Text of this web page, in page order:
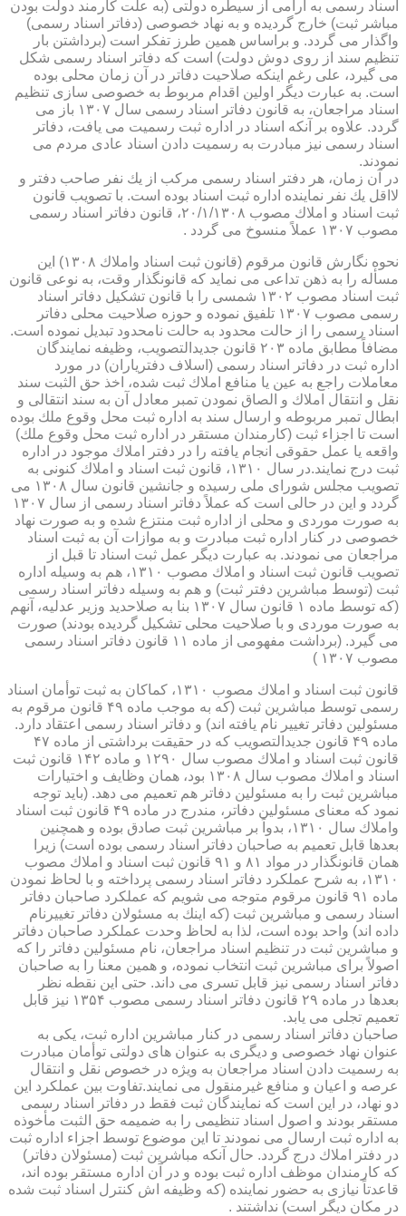
اسناد رسمی به آرامی از سیطره دولتی (به علت كارمند دولت بودن
مباشر ثبت) خارج گردیده و به نهاد خصوصی (دفاتر اسناد رسمی)
واگذار می گردد. و براساس همین طرز تفكر است (برداشتن بار
تنظیم سند از روی دوش دولت) است كه دفاتر اسناد رسمی شكل
می گیرد، علی رغم اینكه صلاحیت دفاتر در آن زمان محلی بوده
است. به عبارت دیگر اولین اقدام مربوط به خصوصی سازی تنظیم
اسناد مراجعان، به قانون دفاتر اسناد رسمی سال ۱۳۰۷ باز می
گردد. علاوه بر آنكه اسناد در اداره ثبت رسمیت می یافت، دفاتر
اسناد رسمی نیز مبادرت به رسمیت دادن اسناد عادی مردم می
نمودند.
در آن زمان، هر دفتر اسناد رسمی مركب از یك نفر صاحب دفتر و
لااقل یك نفر نماینده اداره ثبت اسناد بوده است. با تصویب قانون
ثبت اسناد و املاك مصوب ۲۰/۱/۱۳۰۸، قانون دفاتر اسناد رسمی
مصوب ۱۳۰۷ عملاً منسوخ می گردد .
نحوه نگارش قانون مرقوم (قانون ثبت اسناد واملاك ۱۳۰۸) این
مسأله را به ذهن تداعی می نماید كه قانونگذار وقت، به نوعی قانون
ثبت اسناد مصوب ۱۳۰۲ شمسی را با قانون تشكیل دفاتر اسناد
رسمی مصوب ۱۳۰۷ تلفیق نموده و حوزه صلاحیت محلی دفاتر
اسناد رسمی را از حالت محدود به حالت نامحدود تبدیل نموده است.
مضافاً مطابق ماده ۲۰۳ قانون جدیدالتصویب، وظیفه نمایندگان
اداره ثبت در دفاتر اسناد رسمی (اسلاف دفتریاران) در مورد
معاملات راجع به عین یا منافع املاك ثبت شده، اخذ حق الثبت سند
نقل و انتقال املاك و الصاق نمودن تمبر معادل آن به سند انتقالی و
ابطال تمبر مربوطه و ارسال سند به اداره ثبت محل وقوع ملك بوده
است تا اجزاء ثبت (كارمندان مستقر در اداره ثبت محل وقوع ملك)
واقعه یا عمل حقوقی انجام یافته را در دفتر املاك موجود در اداره
ثبت درج نمایند.در سال ۱۳۱۰، قانون ثبت اسناد و املاك كنونی به
تصویب مجلس شورای ملی رسیده و جانشین قانون سال ۱۳۰۸ می
گردد و این در حالی است كه عملاً دفاتر اسناد رسمی از سال ۱۳۰۷
به صورت موردی و محلی از اداره ثبت منتزع شده و به صورت نهاد
خصوصی در كنار اداره ثبت مبادرت و به موازات آن به ثبت اسناد
مراجعان می نمودند. به عبارت دیگر عمل ثبت اسناد تا قبل از
تصویب قانون ثبت اسناد و املاك مصوب ۱۳۱۰، هم به وسیله اداره
ثبت (توسط مباشرین دفتر ثبت) و هم به وسیله دفاتر اسناد رسمی
(كه توسط ماده ۱ قانون سال ۱۳۰۷ بنا به صلاحدید وزیر عدلیه، آنهم
به صورت موردی و با صلاحیت محلی تشكیل گردیده بودند) صورت
می گیرد. (برداشت مفهومی از ماده ۱۱ قانون دفاتر اسناد رسمی
مصوب ۱۳۰۷ )
قانون ثبت اسناد و املاك مصوب ۱۳۱۰، كماكان به ثبت توأمان اسناد
رسمی توسط مباشرین ثبت (كه به موجب ماده ۴۹ قانون مرقوم به
مسئولین دفاتر تغییر نام یافته اند) و دفاتر اسناد رسمی اعتقاد دارد.
ماده ۴۹ قانون جدیدالتصویب كه در حقیقت برداشتی از ماده ۴۷
قانون ثبت اسناد و املاك مصوب سال ۱۲۹۰ و ماده ۱۴۲ قانون ثبت
اسناد و املاك مصوب سال ۱۳۰۸ بود، همان وظایف و اختیارات
مباشرین ثبت را به مسئولین دفاتر هم تعمیم می دهد. (باید توجه
نمود كه معنای مسئولین دفاتر، مندرج در ماده ۴۹ قانون ثبت اسناد
واملاك سال ۱۳۱۰، بدواً بر مباشرین ثبت صادق بوده و همچنین
بعدها قابل تعمیم به صاحبان دفاتر اسناد رسمی بوده است) زیرا
همان قانونگذار در مواد ۸۱ و ۹۱ قانون ثبت اسناد و املاك مصوب
۱۳۱۰، به شرح عملكرد دفاتر اسناد رسمی پرداخته و با لحاظ نمودن
ماده ۹۱ قانون مرقوم متوجه می شویم كه عملكرد صاحبان دفاتر
اسناد رسمی و مباشرین ثبت (كه اینك به مسئولان دفاتر تغییرنام
داده اند) واحد بوده است، لذا به لحاظ وحدت عملكرد صاحبان دفاتر
و مباشرین ثبت در تنظیم اسناد مراجعان، نام مسئولین دفاتر را كه
اصولاً برای مباشرین ثبت انتخاب نموده، و همین معنا را به صاحبان
دفاتر اسناد رسمی نیز قابل تسری می داند. حتی این نقطه نظر
بعدها در ماده ۲۹ قانون دفاتر اسناد رسمی مصوب ۱۳۵۴ نیز قابل
تعمیم تجلی می یابد.
صاحبان دفاتر اسناد رسمی در كنار مباشرین اداره ثبت، یكی به
عنوان نهاد خصوصی و دیگری به عنوان های دولتی توأمان مبادرت
به رسمیت دادن اسناد مراجعان به ویژه در خصوص نقل و انتقال
عرصه و اعیان و منافع غیرمنقول می نمایند.تفاوت بین عملكرد این
دو نهاد، در این است كه نمایندگان ثبت فقط در دفاتر اسناد رسمی
مستقر بودند و اصول اسناد تنظیمی را به ضمیمه حق الثبت مأخوذه
به اداره ثبت ارسال می نمودند تا این موضوع توسط اجزاء اداره ثبت
در دفتر املاك درج گردد. حال آنكه مباشرین ثبت (مسئولان دفاتر)
كه كارمندان موظف اداره ثبت بوده و در آن اداره مستقر بوده اند،
قاعدتاً نیازی به حضور نماینده (كه وظیفه اش كنترل اسناد ثبت شده
در مكان دیگر است) نداشتند .